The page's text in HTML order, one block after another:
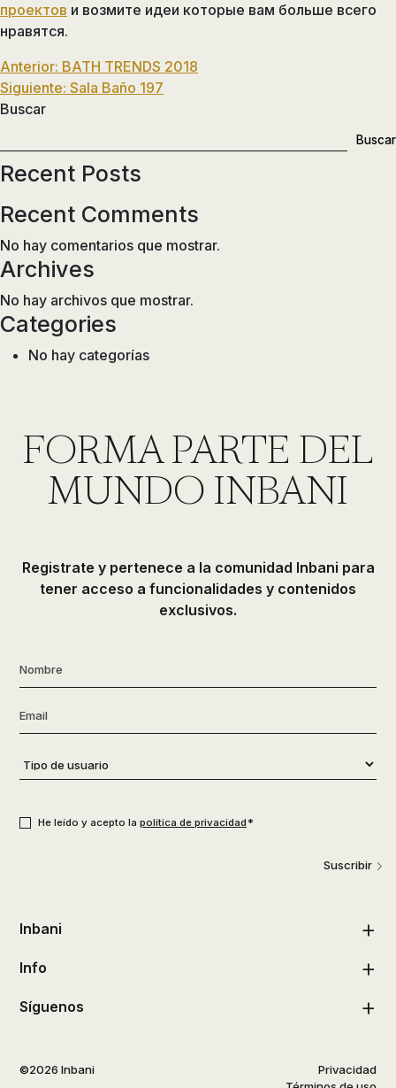
проектов и возмите идеи которые вам больше всего
нравятся.
Navegación
de
entradas
Anterior: BATH TRENDS 2018
Siguiente: Sala Baño 197
Buscar
Buscar
Recent Posts
Recent Comments
No hay comentarios que mostrar.
Archives
No hay archivos que mostrar.
Categories
No hay categorías
FORMA PARTE DEL
MUNDO INBANI
Registrate y pertenece a la comunidad Inbani para
tener acceso a funcionalidades y contenidos
exclusivos.
Nombre
Email
Tipo
de
He leído y acepto la política de privacidad*
Suscribir
Inbani
Info
Síguenos
©2026 Inbani
Privacidad